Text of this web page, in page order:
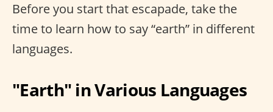
Before you start that escapade, take the
time to learn how to say “earth” in different
languages.
"Earth" in Various Languages